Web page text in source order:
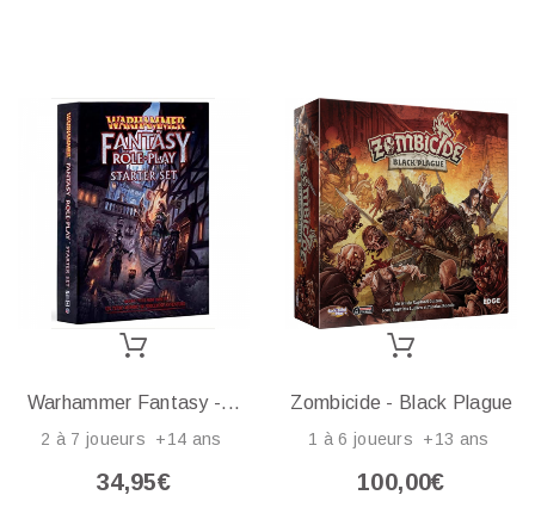
Warhammer Fantasy -...
2 à 7 joueurs +14 ans
34,95€
Zombicide - Black Plague
1 à 6 joueurs +13 ans
100,00€